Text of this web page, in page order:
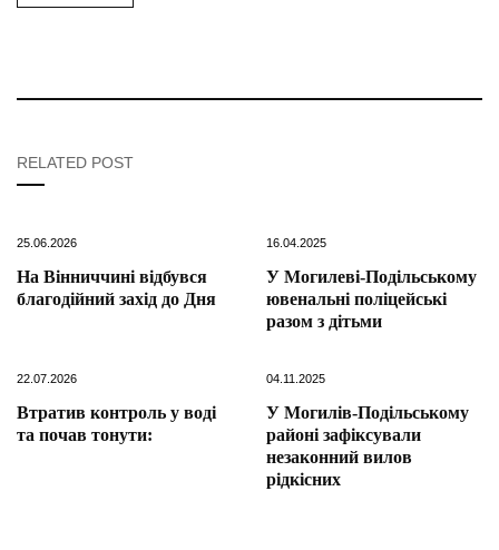
RELATED POST
25.06.2026
На Вінниччині відбувся
благодійний захід до Дня
16.04.2025
У Могилеві-Подільському
ювенальні поліцейські
разом з дітьми
22.07.2026
Втратив контроль у воді
та почав тонути:
04.11.2025
У Могилів-Подільському
районі зафіксували
незаконний вилов
рідкісних